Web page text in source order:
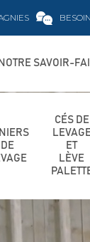
NOTRE SAVOIR-
DE
CÉS DE
ET
LÈVE